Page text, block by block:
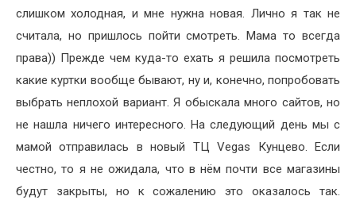
слишком холодная, и мне нужна новая. Лично я так не
считала, но пришлось пойти смотреть. Мама то всегда
права)) Прежде чем куда-то ехать я решила посмотреть
какие куртки вообще бывают, ну и, конечно, попробовать
выбрать неплохой вариант. Я обыскала много сайтов, но
не нашла ничего интересного. На следующий день мы с
мамой отправилась в новый ТЦ Vegas Кунцево. Если
честно, то я не ожидала, что в нём почти все магазины
будут закрыты, но к сожалению это оказалось так.